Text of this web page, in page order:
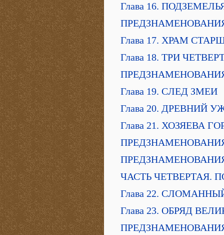
Глава 16.
Глава 17. ХРАМ
Глава 18. ТРИ
Глава 19. СЛЕД ЗМЕИ
Глава 20. ДРЕВНИЙ
Глава 21. ХОЗЯЕВА
ЧАСТЬ ЧЕТВЕРТАЯ.
Глава 22.
Глава 23. ОБРЯД